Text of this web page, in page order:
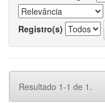
Registro(s)
Resultado 1-1 de 1.